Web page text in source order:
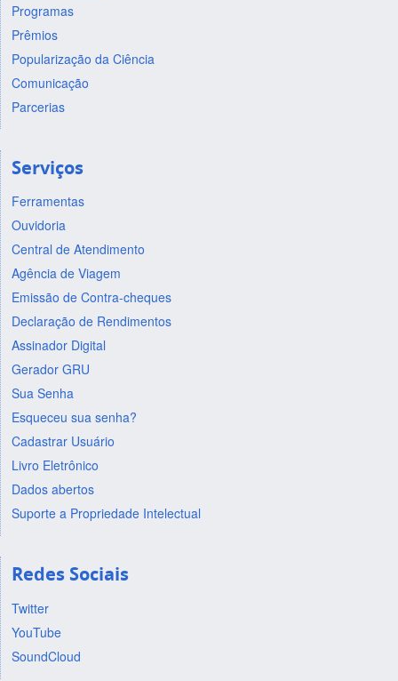
Programas
Prêmios
Popularização da Ciência
Comunicação
Parcerias
Serviços
Ferramentas
Ouvidoria
Central de Atendimento
Agência de Viagem
Emissão de Contra-cheques
Declaração de Rendimentos
Assinador Digital
Gerador GRU
Sua Senha
Esqueceu sua senha?
Cadastrar Usuário
Livro Eletrônico
Dados abertos
Suporte a Propriedade Intelectual
Redes Sociais
Twitter
YouTube
SoundCloud